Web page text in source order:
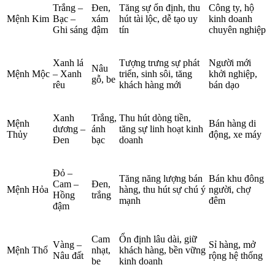
Mệnh Kim
Trắng –
Bạc –
Ghi sáng
Đen,
xám
đậm
Tăng sự ổn định, thu
hút tài lộc, dễ tạo uy
tín
Công ty, hộ
kinh doanh
chuyên nghiệp
Mệnh Mộc
Xanh lá
– Xanh
rêu
Nâu
gỗ, be
Tượng trưng sự phát
triển, sinh sôi, tăng
khách hàng mới
Người mới
khởi nghiệp,
bán dạo
Mệnh
Thủy
Xanh
dương –
Đen
Trắng,
ánh
bạc
Thu hút dòng tiền,
tăng sự linh hoạt kinh
doanh
Bán hàng di
động, xe máy
Mệnh Hỏa
Đỏ –
Cam –
Hồng
đậm
Đen,
trắng
Tăng năng lượng bán
hàng, thu hút sự chú ý
mạnh
Bán khu đông
người, chợ
đêm
Mệnh Thổ
Vàng –
Nâu đất
Cam
nhạt,
be
Ổn định lâu dài, giữ
khách hàng, bền vững
kinh doanh
Sỉ hàng, mở
rộng hệ thống